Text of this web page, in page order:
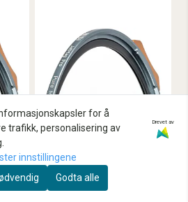
for å
trafikk, personalisering av
Drevet av
innstillingene
Godta alle